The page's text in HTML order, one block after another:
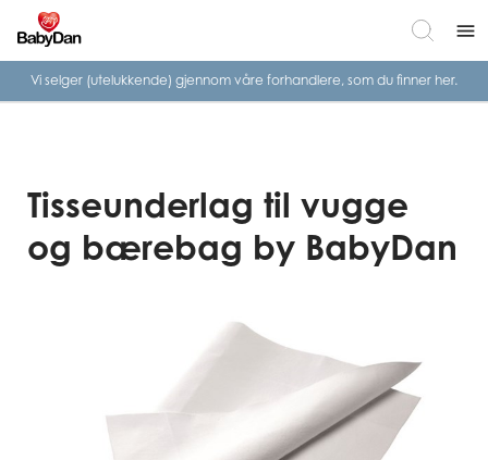
menu
Vi selger (utelukkende) gjennom våre forhandlere, som du finner her.
Tisseunderlag til vugge
og bærebag by BabyDan